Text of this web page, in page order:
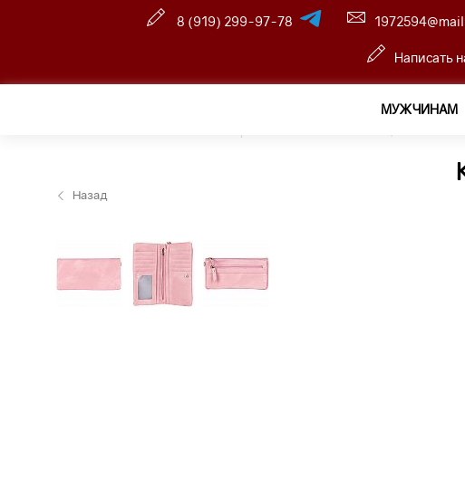
8 (919) 299-97-78
Написать
МУЖЧИНАМ
Назад